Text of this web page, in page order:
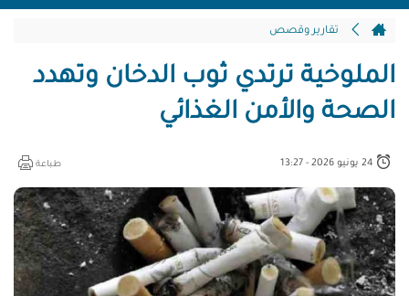
تقارير وقصص
الملوخية ترتدي ثوب الدخان وتهدد
الصحة والأمن الغذائي
طباعة